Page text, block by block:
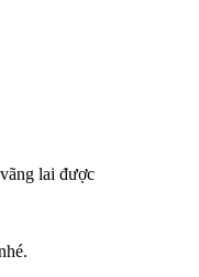
lai được